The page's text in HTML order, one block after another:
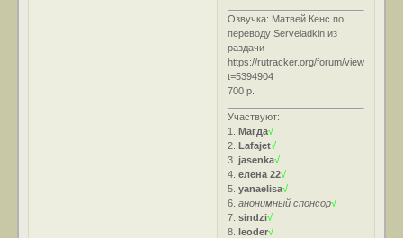
Озвучка: Матвей Кенс по
переводу Serveladkin из
раздачи
https://rutracker.org/forum/
t=5394904
700 р.
Участвуют:
1.Магда√
2.Lafajet√
3.jasenka√
4.елена 22√
5.yanaelisa√
6.анонимный спонсор√
7.sindzi√
8.leoder√